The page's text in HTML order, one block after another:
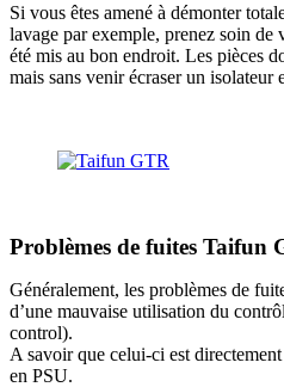
Si vous êtes amené à démonter
lavage par exemple, prenez soin
été mis au bon endroit. Les pièces
mais sans venir écraser un isolateur
Problèmes de fuites Taifun
Généralement, les problèmes de
d’une mauvaise utilisation du
control).
A savoir que celui-ci est
en PSU.